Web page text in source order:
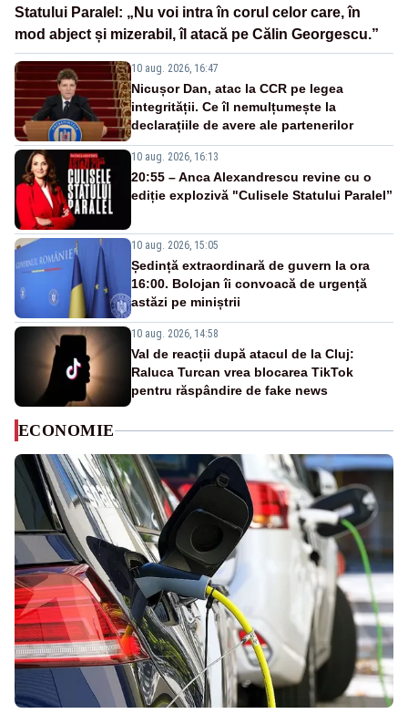
Statului Paralel: „Nu voi intra în corul celor care, în
mod abject și mizerabil, îl atacă pe Călin Georgescu.”
10 aug. 2026, 16:47
Nicușor Dan, atac la CCR pe legea
integrității. Ce îl nemulțumește la
declarațiile de avere ale partenerilor
10 aug. 2026, 16:13
20:55 – Anca Alexandrescu revine cu o
ediție explozivă "Culisele Statului Paralel”
10 aug. 2026, 15:05
Ședință extraordinară de guvern la ora
16:00. Bolojan îi convoacă de urgență
astăzi pe miniștrii
10 aug. 2026, 14:58
Val de reacții după atacul de la Cluj:
Raluca Turcan vrea blocarea TikTok
pentru răspândire de fake news
ECONOMIE